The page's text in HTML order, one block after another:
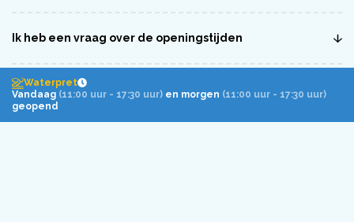
Ik heb een vraag over de openingstijden
Volg Dolfinarium
op social media!
Waterpret
Vandaag (11:00 uur - 17:30 uur) en morgen (11:00 uur - 17:30 uur)
geopend